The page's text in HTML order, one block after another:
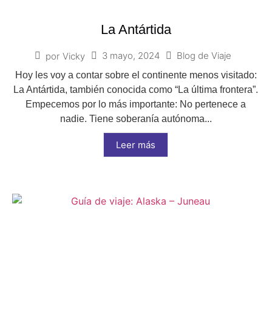
La Antártida
por Vicky 3 mayo, 2024 Blog de Viaje
Hoy les voy a contar sobre el continente menos visitado:
La Antártida, también conocida como “La última frontera”.
Empecemos por lo más importante: No pertenece a
nadie. Tiene soberanía autónoma...
Leer más